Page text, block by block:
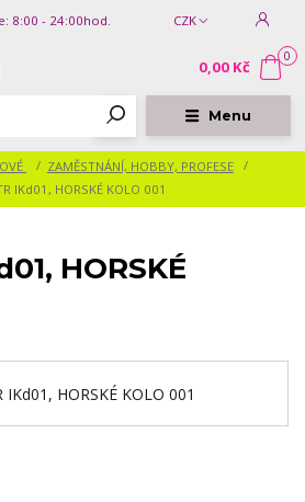
Menu
CZK
8:00 - 24:00hod.
0
0,00 Kč
ZAMĚSTNÁNÍ, HOBBY, PROFESE
IKd01, HORSKÉ KOLO 001
HORSKÉ